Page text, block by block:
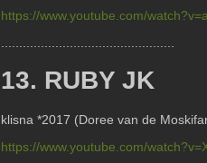
https://www.youtube.com/
13. RUBY JK
klisna *2017 (Doree van de
https://www.youtube.com/